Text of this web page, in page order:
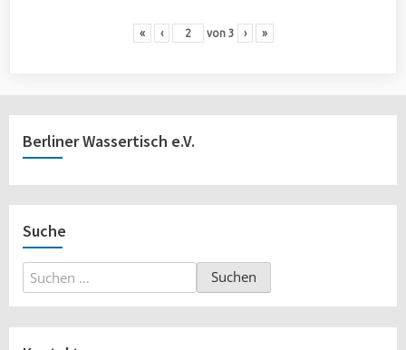
« ‹ von 3 › »
Berliner Wassertisch e.V.
Suche
Suchen
nach: